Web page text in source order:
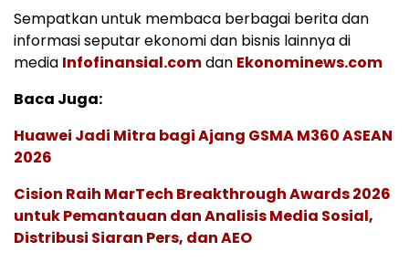
Sempatkan untuk membaca berbagai berita dan
informasi seputar ekonomi dan bisnis lainnya di
media Infofinansial.comdan Ekonominews.com
Baca Juga:
Huawei Jadi Mitra bagi Ajang GSMA M360 ASEAN
2026
Cision Raih MarTech Breakthrough Awards 2026
untuk Pemantauan dan Analisis Media Sosial,
Distribusi Siaran Pers, dan AEO